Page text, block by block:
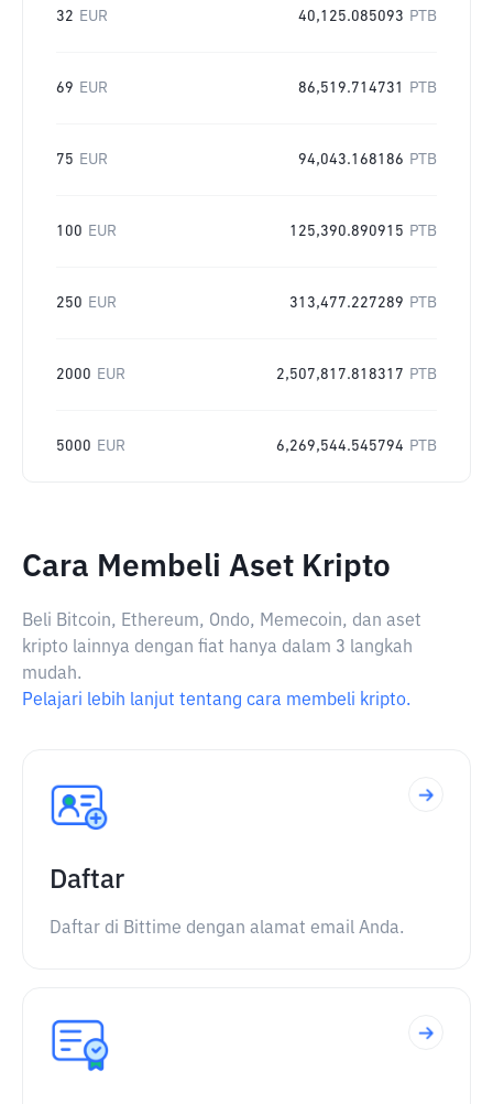
32 EUR 40,125.085093 PTB
69 EUR 86,519.714731 PTB
75 EUR 94,043.168186 PTB
100 EUR 125,390.890915 PTB
250 EUR 313,477.227289 PTB
2000 EUR 2,507,817.818317 PTB
5000 EUR 6,269,544.545794 PTB
Cara Membeli Aset Kripto
Beli Bitcoin, Ethereum, Ondo, Memecoin, dan aset
kripto lainnya dengan fiat hanya dalam 3 langkah
mudah.
Pelajari lebih lanjut tentang cara membeli kripto.
Daftar
Daftar di Bittime dengan alamat email Anda.